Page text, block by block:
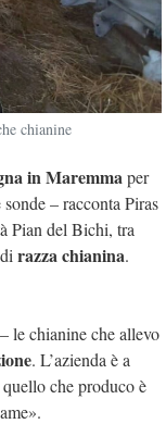
chianine
in Maremmaper
– racconta Piras
Pian del Bichi, tra
razza chianina.
le chianine che allevo
. L’azienda è a
che produco è